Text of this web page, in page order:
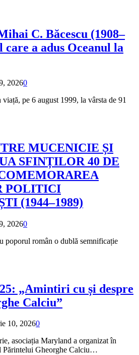
C. Băcescu (1908–
care a adus Oceanul la
20260
pe 6 august 1999, la vârsta de 91
MUCENICIE ȘI
SFINȚILOR 40 DE
POLITICI
(1944–1989)
20260
poporul român o dublă semnificație
„Amintiri cu și despre
Calciu”
10, 20260
asociația Maryland a organizat în
Părintelui Gheorghe Calciu…